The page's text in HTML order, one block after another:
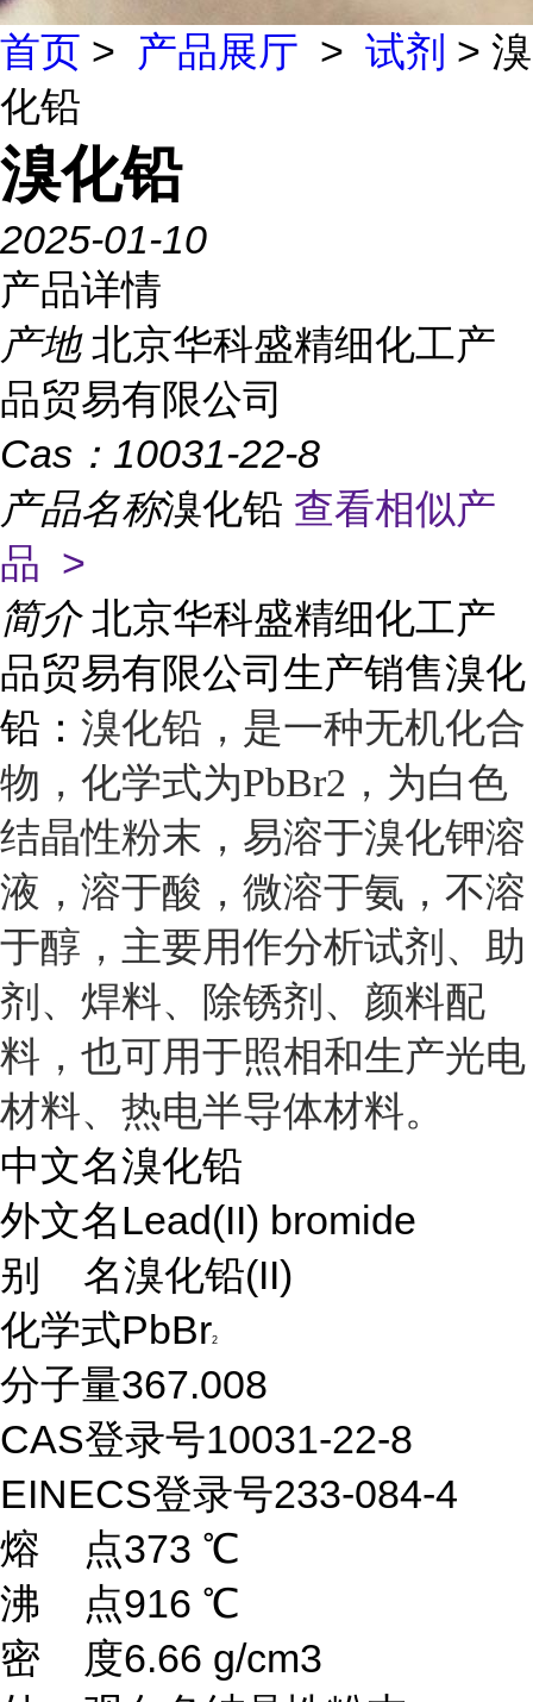
首页 > 产品展厅 > 试剂 > 溴
化铅
溴化铅
2025-01-10
产品详情
产地 北京华科盛精细化工产
品贸易有限公司
Cas： 10031-22-8
产品名称溴化铅 查看相似产
品 >
简介 北京华科盛精细化工产
品贸易有限公司生产销售溴化
铅： 溴化铅，是一种无机化合
物，化学式为PbBr2，为白色
结晶性粉末，易溶于溴化钾溶
液，溶于酸，微溶于氨，不溶
于醇，主要用作分析试剂、助
剂、焊料、除锈剂、颜料配
料，也可用于照相和生产光电
材料、热电半导体材料。
中文名溴化铅
外文名Lead(II) bromide
别 名溴化铅(II)
化学式PbBr2
分子量367.008
CAS登录号10031-22-8
EINECS登录号233-084-4
熔 点373 ℃
沸 点916 ℃
密 度6.66 g/cm3